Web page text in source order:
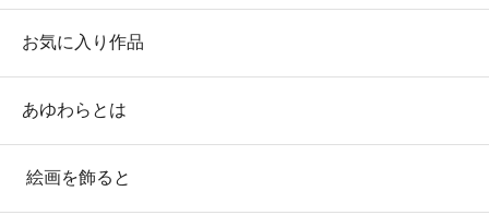
お気に入り作品
あゆわらとは
絵画を飾ると